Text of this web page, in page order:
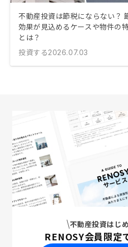
不動産投資は節税にならない？
効果が見込めるケースや物件の
とは？
投資する2026.07.03
不動産投資はじ
RENOSY会員限定